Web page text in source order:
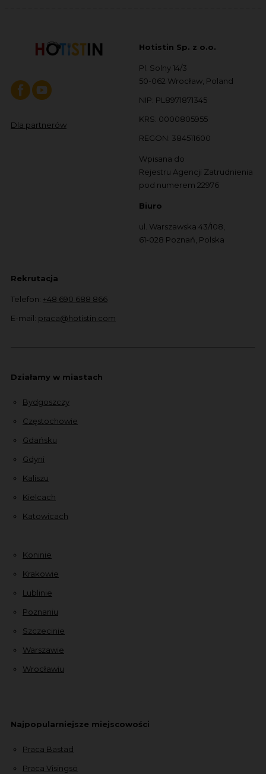
Dla partnerów
Hotistin Sp. z o.o.
Pl. Solny 14/3
50-062 Wrocław, Poland
NIP: PL8971871345
KRS: 0000805955
REGON: 384511600
Wpisana do
Rejestru Agencji Zatrudnienia
pod numerem 22976
Biuro
ul. Warszawska 43/108,
61-028 Poznań, Polska
Rekrutacja
Telefon: +48 690 688 866
E-mail: praca@hotistin.com
Działamy w miastach
Bydgoszczy
Częstochowie
Gdańsku
Gdyni
Kaliszu
Kielcach
Katowicach
Koninie
Krakowie
Lublinie
Poznaniu
Szczecinie
Warszawie
Wrocławiu
Najpopularniejsze miejscowości
Praca Bastad
Praca Visingsö